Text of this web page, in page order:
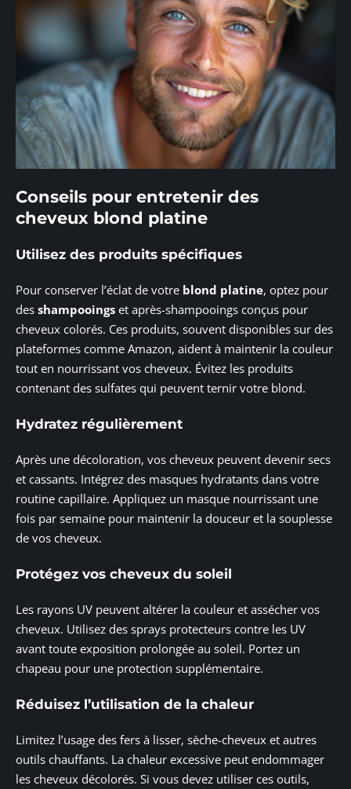
Conseils pour entretenir des
cheveux blond platine
Utilisez des produits spécifiques
Pour conserver l’éclat de votre blond platine, optez pour
des shampooings et après-shampooings conçus pour
cheveux colorés. Ces produits, souvent disponibles sur des
plateformes comme Amazon, aident à maintenir la couleur
tout en nourrissant vos cheveux. Évitez les produits
contenant des sulfates qui peuvent ternir votre blond.
Hydratez régulièrement
Après une décoloration, vos cheveux peuvent devenir secs
et cassants. Intégrez des masques hydratants dans votre
routine capillaire. Appliquez un masque nourrissant une
fois par semaine pour maintenir la douceur et la souplesse
de vos cheveux.
Protégez vos cheveux du soleil
Les rayons UV peuvent altérer la couleur et assécher vos
cheveux. Utilisez des sprays protecteurs contre les UV
avant toute exposition prolongée au soleil. Portez un
chapeau pour une protection supplémentaire.
Réduisez l’utilisation de la chaleur
Limitez l’usage des fers à lisser, sèche-cheveux et autres
outils chauffants. La chaleur excessive peut endommager
les cheveux décolorés. Si vous devez utiliser ces outils,